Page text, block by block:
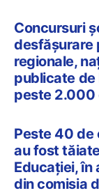
Concursuri
desfășurare
regionale,
publicate de
peste 2.000
Peste 40 de
au fost
Educației, în
din comisia